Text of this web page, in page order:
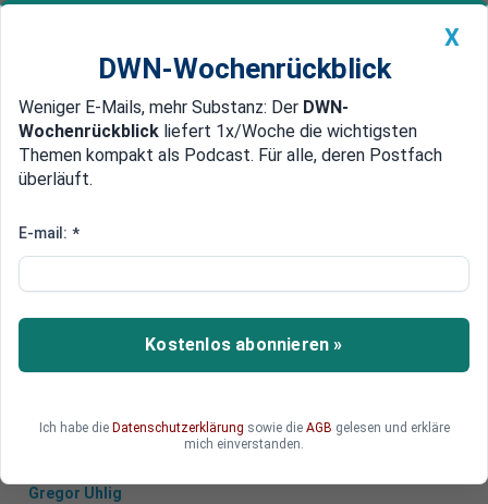
Newsticker MEIN DWN: Geldanlage Premium
Edelmetalle DWN-Magazin China
Japans Notenbank verliert
Anleger haben offenbar das Vertrauen in die
japanische Notenbank verloren. Sie wetten trotz
gegenteiliger Ankündigungen auf eine Straffung
Gregor Uhlig
X
DWN-Wochenrückblick
Weniger E-Mails, mehr Substanz: Der DWN-
Wochenrückblick liefert 1x/Woche die wichtigsten
Themen kompakt als Podcast. Für alle, deren Postfach
überläuft.
E-mail: *
Kostenlos abonnieren »
Ich habe die Datenschutzerklärung sowie die AGB gelesen und erkläre
mich einverstanden.